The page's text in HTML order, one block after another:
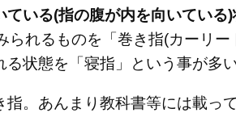
ている(指の腹が内を向いている)
られるものを「巻き指(カーリー
状態を「寝指」という事が多い
指。あんまり教科書等には載っ